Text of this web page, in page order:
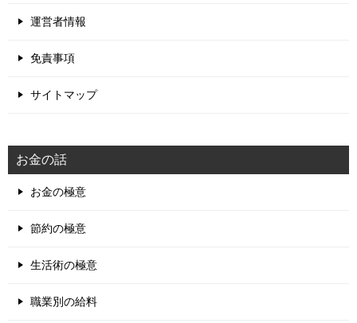
運営者情報
免責事項
サイトマップ
お金の話
お金の極意
節約の極意
生活術の極意
職業別の給料